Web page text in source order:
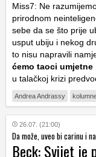
Miss7: Ne
prirodnom
sebe da se što prije
usput ubiju i nekog
to nisu napravili
ćemo taoci
u talačkoj krizi
Andrea Andrassy
26.07. (21:00)
Da može, uveo bi carinu i
Beck: Svijet je